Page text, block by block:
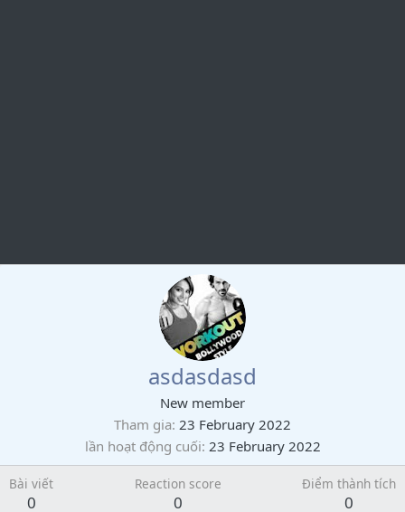
asdasdasd
New member
Tham gia 23 February 2022
lần hoạt động cuối 23 February 2022
Bài viết
0
Reaction score
0
Điểm thành tích
0